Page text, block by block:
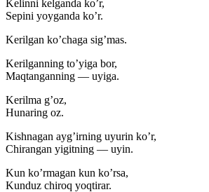
Kelinni kelganda ko’r,
Sepini yoyganda ko’r.
Kerilgan ko’chaga sig’mas.
Kerilganning to’yiga bor,
Maqtanganning — uyiga.
Kerilma g’oz,
Hunaring oz.
Kishnagan ayg’irning uyurin ko’r,
Chirangan yigitning — uyin.
Kun ko’rmagan kun ko’rsa,
Kunduz chiroq yoqtirar.